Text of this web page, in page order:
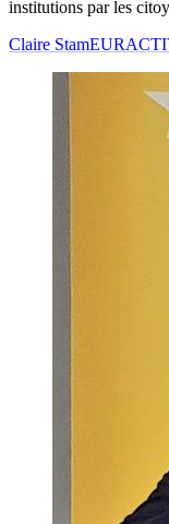
institutions par les
Claire Stam